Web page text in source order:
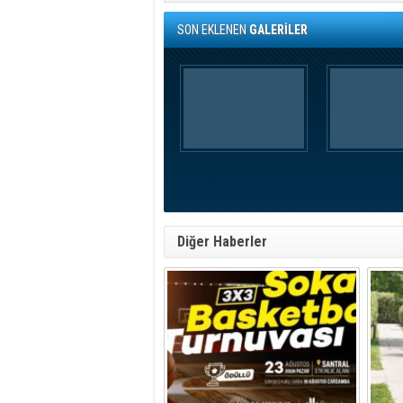
SON EKLENENGALERİLER
Diğer Haberler